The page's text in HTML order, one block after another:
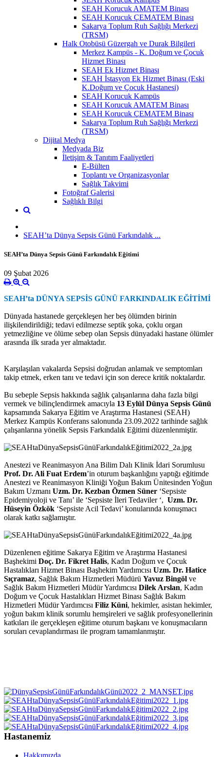
SEAH Korucuk AMATEM Binası
SEAH Korucuk ÇEMATEM Binası
Sakarya Toplum Ruh Sağlığı Merkezi
(TRSM)
Halk Otobüsü Güzergah ve Durak Bilgileri
Merkez Kampüs - K. Doğum ve Çocuk
Hizmet Binası
SEAH Ek Hizmet Binası
SEAH İstasyon Ek Hizmet Binası (Eski
K.Doğum ve Çocuk Hastanesi)
SEAH Korucuk Kampüs
SEAH Korucuk AMATEM Binası
SEAH Korucuk ÇEMATEM Binası
Sakarya Toplum Ruh Sağlığı Merkezi
(TRSM)
Dijital Medya
Medyada Biz
İletişim & Tanıtım Faaliyetleri
E-Bülten
Toplantı ve Organizasyonlar
Sağlık Takvimi
Fotoğraf Galerisi
Sağlıklı Bilgi
SEAH’ta Dünya Sepsis Günü Farkındalık ...
SEAH’ta Dünya Sepsis Günü Farkındalık Eğitimi
09 Şubat 2026
SEAH’ta DÜNYA SEPSİS GÜNÜ FARKINDALIK EĞİTİMİ
Dünyada hastanede gerçekleşen her beş ölümden birinin
ilişkilendirildiği; tedavi edilmezse septik şoka, çoklu organ
yetmezliğine ve ölüme sebep olan Sepsis dünyadaki hastane ölümler
arasında ilk sırada yer almaktadır.
Karşılaşılan vakalarda Sepsisi doğrudan anlamak ve semptomları
takip etmek, erken tanı ve tedavi için son derece kritik noktalardır.
Bu sebeple Sepsis hakkında sağlık çalışanlarına daha fazla bilgi
vermek ve bilinçlendirmek amacıyla 13 Eylül Dünya Sepsis Günü
kapsamında Sakarya Eğitim ve Araştırma Hastanesi (SEAH)
Merkez Kampüs Konferans salonunda 23.09.2022 tarihinde sağlık
çalışanlarına yönelik Sepsis Farkındalık Eğitimi düzenlenmiştir.
Anestezi ve Reanimasyon Ana Bilim Dalı Klinik İdari Sorumlusu
Prof. Dr. Ali Fuat Erdem’in oturum başkanlığını yaptığı eğitimde
Anestezi ve Reanimasyon Kliniği Yoğun Bakım Ünitesinden Yoğun
Bakım Uzmanı Uzm. Dr. Kezban Özmen Süner ‘Sepsiste
Epidemiyoloji ve Tanı’ ile ‘Sepsiste İleri Tedaviler ‘, Uzm. Dr.
Hüseyin Özkök ‘Sepsiste Acil Tedavi’ konularında konuşmacı
olarak katkı sağlamıştır.
Düzenlenen eğitime Sakarya Eğitim ve Araştırma Hastanesi
Başhekimi Doç. Dr. Fikret Halis, Kadın Doğum ve Çocuk
Hastalıkları Hizmet Binası Başhekim Yardımcısı Uzm. Dr. Hatice
Sıçramaz, Sağlık Bakım Hizmetleri Müdürü Yavuz Bingöl ve
Sağlık Bakım Hizmetleri Müdür Yardımcısı Dilek Arslan, Kadın
Doğum ve Çocuk Hastalıkları Hizmet Binası Sağlık Bakım
Hizmetleri Müdür Yardımcısı Filiz Küni, hekimler, asistan hekimler,
yoğun bakım klinik sorumlu hemşireleri ve sağlık profesyonellerinin
katkıları ile gerçekleşen eğitime oturum başkanı ve konuşmacıların
soruları cevaplandırması ile program tamamlanmıştır.
Hastanemiz
Hakkımızda